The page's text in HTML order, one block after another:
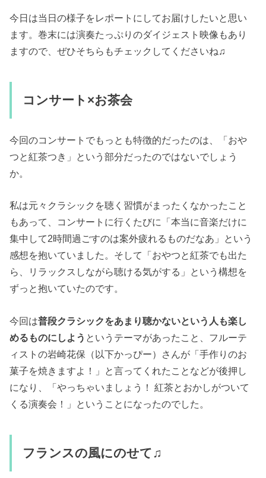
今日は当日の様子をレポートにしてお届けしたいと思い
ます。巻末には演奏たっぷりのダイジェスト映像もあり
ますので、ぜひそちらもチェックしてくださいね♫
コンサート×お茶会
今回のコンサートでもっとも特徴的だったのは、「おや
つと紅茶つき」という部分だったのではないでしょう
か。
私は元々クラシックを聴く習慣がまったくなかったこと
もあって、コンサートに行くたびに「本当に音楽だけに
集中して2時間過ごすのは案外疲れるものだなあ」という
感想を抱いていました。そして「おやつと紅茶でも出た
ら、リラックスしながら聴ける気がする」という構想を
ずっと抱いていたのです。
今回は普段クラシックをあまり聴かないという人も楽し
めるものにしよう というテーマがあったこと、フルーテ
ィストの岩崎花保（以下かっぴー）さんが「手作りのお
菓子を焼きますよ！」と言ってくれたことなどが後押し
になり、「やっちゃいましょう！ 紅茶とおかしがついて
くる演奏会！」ということになったのでした。
フランスの風にのせて♫